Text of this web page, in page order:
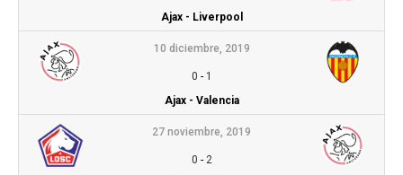
Ajax - Liverpool
10 diciembre, 2019
0 - 1
Ajax - Valencia
27 noviembre, 2019
0 - 2